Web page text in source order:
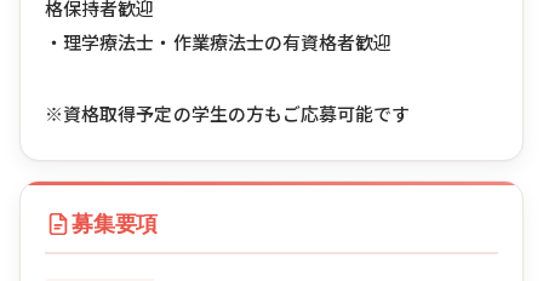
格保持者歓迎
・理学療法士・作業療法士の有資格者歓迎
※資格取得予定の学生の方もご応募可能です
募集要項